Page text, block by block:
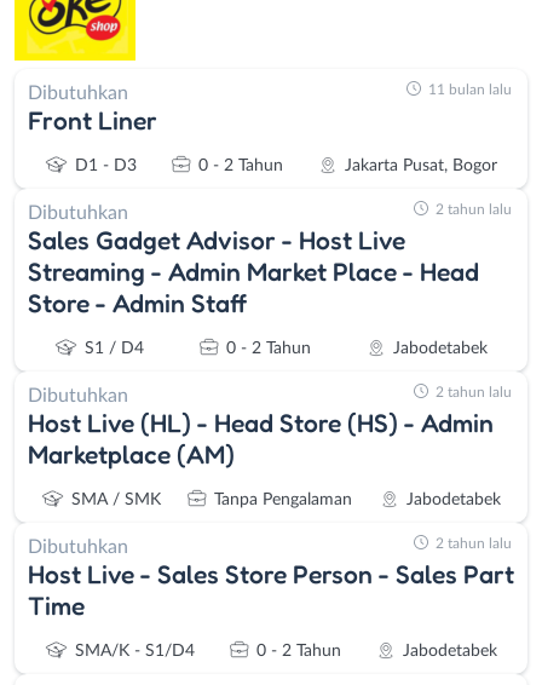
Dibutuhkan
Front Liner
D1 - D3 0 - 2 Tahun Jakarta Pusat, Bogor
11 bulan lalu
Dibutuhkan
Sales Gadget Advisor - Host Live
Streaming - Admin Market Place - Head
Store - Admin Staff
S1 / D4 0 - 2 Tahun Jabodetabek
2 tahun lalu
Dibutuhkan
Host Live (HL) - Head Store (HS) - Admin
Marketplace (AM)
SMA / SMK Tanpa Pengalaman Jabodetabek
2 tahun lalu
Dibutuhkan
Host Live - Sales Store Person - Sales Part
Time
SMA/K - S1/D4 0 - 2 Tahun Jabodetabek
2 tahun lalu